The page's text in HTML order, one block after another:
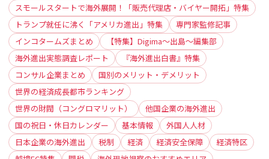
スモールスタートで海外展開！「販売代理店・バイヤー開拓」特集
トランプ就任に沸く「アメリカ進出」特集
専門家監修記事
インコタームズまとめ
【特集】Digima〜出島〜編集部
海外進出実態調査レポート
『海外進出白書』特集
コンサル企業まとめ
国別のメリット・デメリット
世界の経済成長都市ランキング
世界の財閥（コングロマリット）
他国企業の海外進出
国の祝日・休日カレンダー
基本情報
外国人人材
日本企業の海外進出
税制 経済 経済安全保障
経済特区